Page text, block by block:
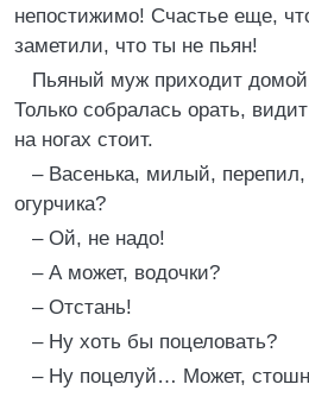
непостижимо! Счастье еще,
заметили, что ты не пьян!
Пьяный муж приходит
Только собралась орать,
на ногах стоит.
– Васенька, милый, перепил,
огурчика?
– Ой, не надо!
– А может, водочки?
– Отстань!
– Ну хоть бы поцеловать?
– Ну поцелуй… Может,